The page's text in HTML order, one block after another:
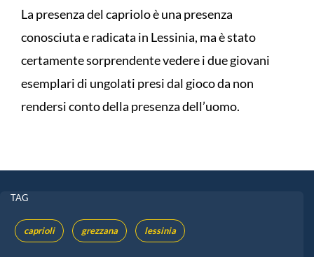
La presenza del capriolo è una presenza
conosciuta e radicata in Lessinia, ma è stato
certamente sorprendente vedere i due giovani
esemplari di ungolati presi dal gioco da non
rendersi conto della presenza dell’uomo.
TAG
caprioli grezzana lessinia